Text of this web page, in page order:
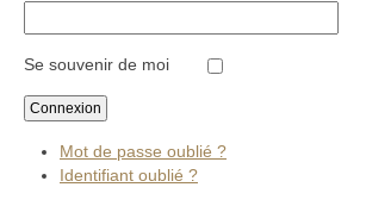
Se souvenir de moi
Connexion
Mot de passe oublié ?
Identifiant oublié ?